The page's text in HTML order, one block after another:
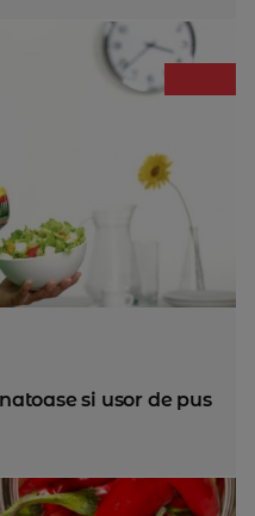
si usor de pus